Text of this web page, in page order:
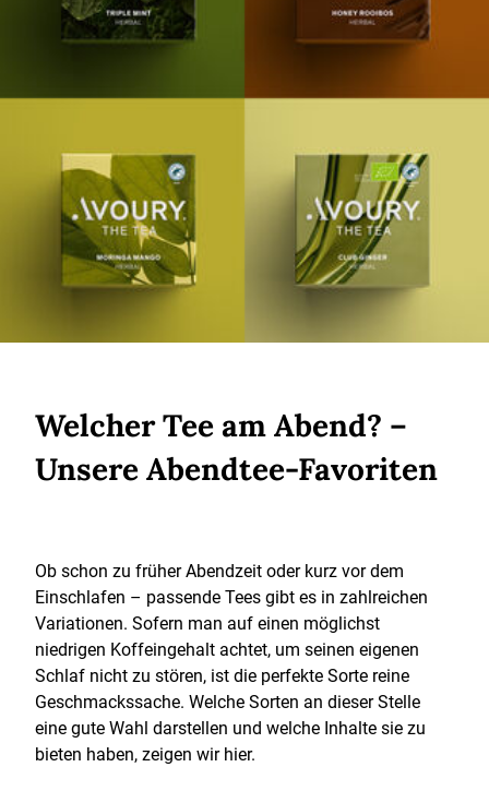
Welcher Tee am Abend? –
Unsere Abendtee-Favoriten
Ob schon zu früher Abendzeit oder kurz vor dem
Einschlafen – passende Tees gibt es in zahlreichen
Variationen. Sofern man auf einen möglichst
niedrigen Koffeingehalt achtet, um seinen eigenen
Schlaf nicht zu stören, ist die perfekte Sorte reine
Geschmackssache. Welche Sorten an dieser Stelle
eine gute Wahl darstellen und welche Inhalte sie zu
bieten haben, zeigen wir hier.